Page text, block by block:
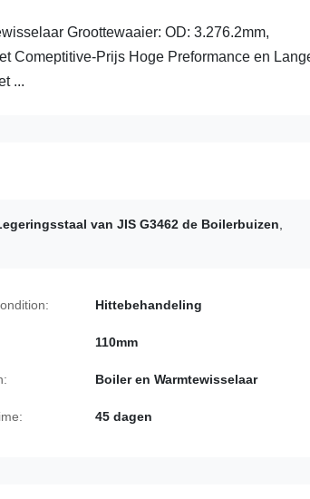
Groottewaaier: OD: 3.276.2mm,
Comeptitive-Prijs Hoge Preformance en
...
van JIS G3462 de Boilerbuizen
Hittebehandeling
110mm
Boiler en Warmtewisselaar
45 dagen